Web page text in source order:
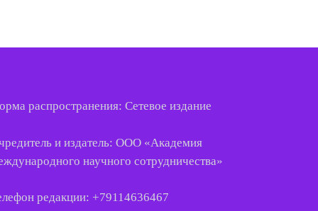
распространения: Сетевое издание
и издатель: ООО «Академия
научного сотрудничества»
редакции: +79114636467